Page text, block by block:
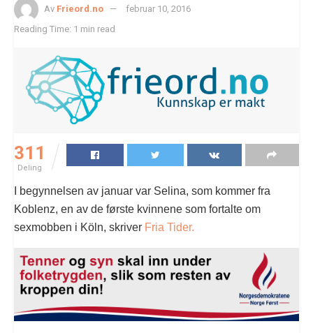
Av Frieord.no
februar 10, 2016
Reading Time: 1 min read
311
Deling
I begynnelsen av januar var Selina, som kommer fra
Koblenz, en av de første kvinnene som fortalte om
sexmobben i Köln, skriver Fria Tider.